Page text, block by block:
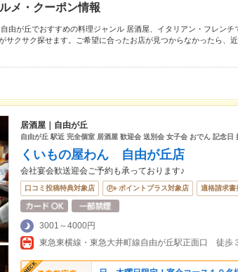
メ・クーポン情報
由が丘でおすすめの料理ジャンル 居酒屋 イタリアン・フレンチ
サクサク探せます。ご希望に合ったお店が見つからなかったら、
居酒屋｜自由が丘
自由が丘 駅近 完全個室 居酒屋 歓迎会 送別会 女子会 おでん 記念日
くいもの屋わん 自由が丘店
会社宴会歓送迎会ご予約も承っております♪
口コミ投稿特典対象店 ポイントプラス対象店 適格請求書
3001～4000円
東急東横線・東急大井町線自由が丘駅正面口 徒歩